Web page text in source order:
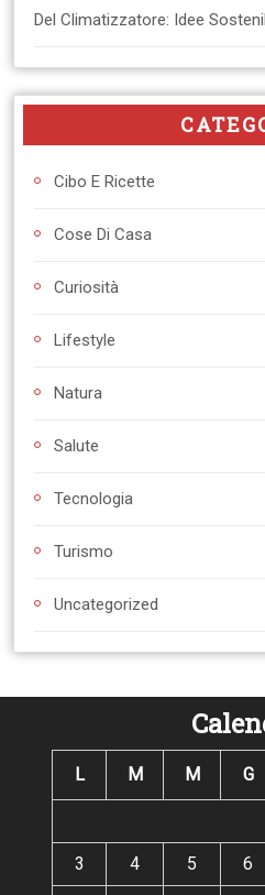
Del Climatizzatore: Idee
Cibo E Ricette
Cose Di Casa
Curiosità
Lifestyle
Natura
Salute
Tecnologia
Turismo
Uncategorized
L M M G
3 4 5 6